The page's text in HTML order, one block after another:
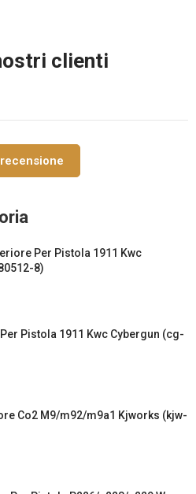
clienti
Per Pistola 1911 Kwc
8)
Pistola 1911 Kwc Cybergun (cg-
Co2 M9/m92/m9a1 Kjworks (kjw-